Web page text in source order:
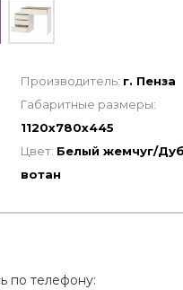
Производитель: г. Пенза
Габаритные размеры:
1120х780х445
Цвет: Белый жемчуг/
вотан
по телефону: